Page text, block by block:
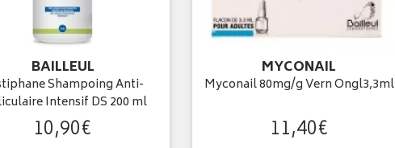
BAILLEUL
Shampoing Anti-
Intensif DS 200 ml
10,90€
MYCONAIL
Myconail 80mg/g Vern Ongl3,3ml
11,40€